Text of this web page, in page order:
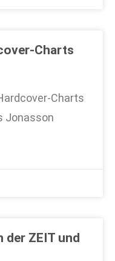
Charts
Charts
Jonasson
der ZEIT und